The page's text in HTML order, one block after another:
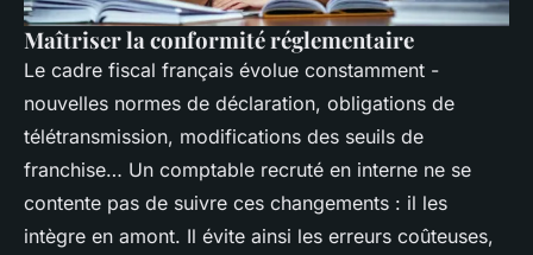
Maîtriser la conformité réglementaire
Le cadre fiscal français évolue constamment -
nouvelles normes de déclaration, obligations de
télétransmission, modifications des seuils de
franchise… Un comptable recruté en interne ne se
contente pas de suivre ces changements : il les
intègre en amont. Il évite ainsi les erreurs coûteuses,